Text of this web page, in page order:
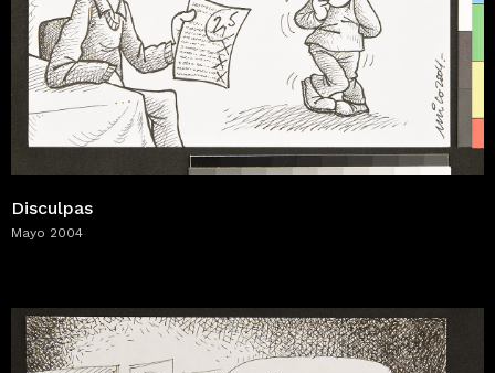
Disculpas
Mayo 2004